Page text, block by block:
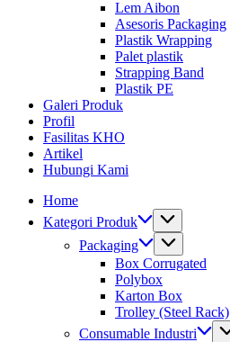
Lem Aibon
Asesoris Packaging
Plastik Wrapping
Palet plastik
Strapping Band
Plastik PE
Galeri Produk
Profil
Fasilitas KHO
Artikel
Hubungi Kami
Home
Kategori Produk
Packaging
Box Corrugated
Polybox
Karton Box
Trolley (Steel Rack)
Consumable Industri